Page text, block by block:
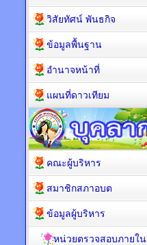
วิสัยทัศน์ พันธกิจ
ข้อมูลพื้นฐาน
อำนาจหน้าที่
แผนที่ดาวเทียม
คณะผู้บริหาร
สมาชิกสภาอบต
ข้อมูลผู้บริหาร
หน่วยตรวจสอบภายใน